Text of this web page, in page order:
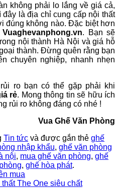
không phải lo lắng về giá cả,
là địa chỉ cung cấp nội thất
đúng không nào. Đặc biệt hơn
Vuaghevanphong.vn. Bạn sẽ
nội thành Hà Nội và giá hỗ
thành. Đừng quên rằng bạn
chuyên nghiệp, nhanh nhẹn
ro bạn có thể gặp phải khi
rẻ. Mong thông tin sẽ hữu ích
rủi ro không đáng có nhé !
Vua Ghế Văn Phòng
Tin tức và được gắn thẻ ghế
nhập khẩu, ghế văn phòng
nội, mua ghế văn phòng, ghế
, ghế hòa phát.
mua
The One siêu chất